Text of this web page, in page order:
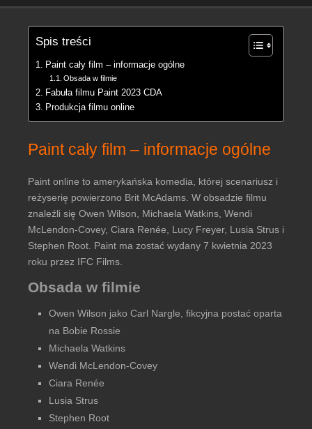
Spis treści
Paint cały film – informacje ogólne
Obsada w filmie
Fabuła filmu Paint 2023 CDA
Produkcja filmu online
Paint cały film – informacje ogólne
Paint online to amerykańska komedia, której scenariusz i
reżyserię powierzono Brit McAdams. W obsadzie filmu
znaleźli się Owen Wilson, Michaela Watkins, Wendi
McLendon-Covey, Ciara Renée, Lucy Freyer, Lusia Strus i
Stephen Root. Paint ma zostać wydany 7 kwietnia 2023
roku przez IFC Films.
Obsada w filmie
Owen Wilson jako Carl Nargle, fikcyjna postać oparta
na Bobie Rossie
Michaela Watkins
Wendi McLendon-Covey
Ciara Renée
Lusia Strus
Stephen Root